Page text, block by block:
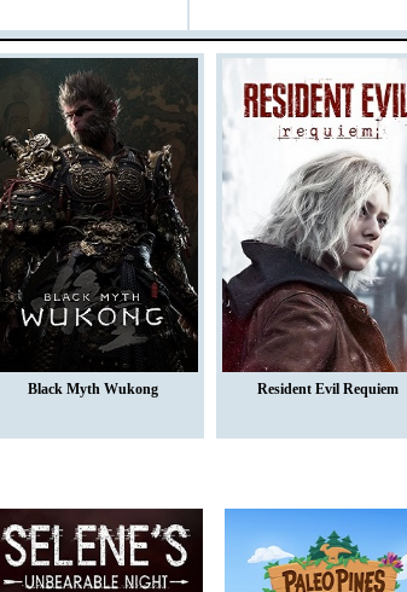
Black Myth Wukong Resident Evil Requiem